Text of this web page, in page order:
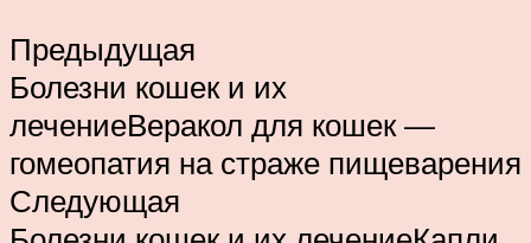
Предыдущая
Болезни кошек и их
лечениеВеракол для кошек —
гомеопатия на страже пищеварения
Следующая